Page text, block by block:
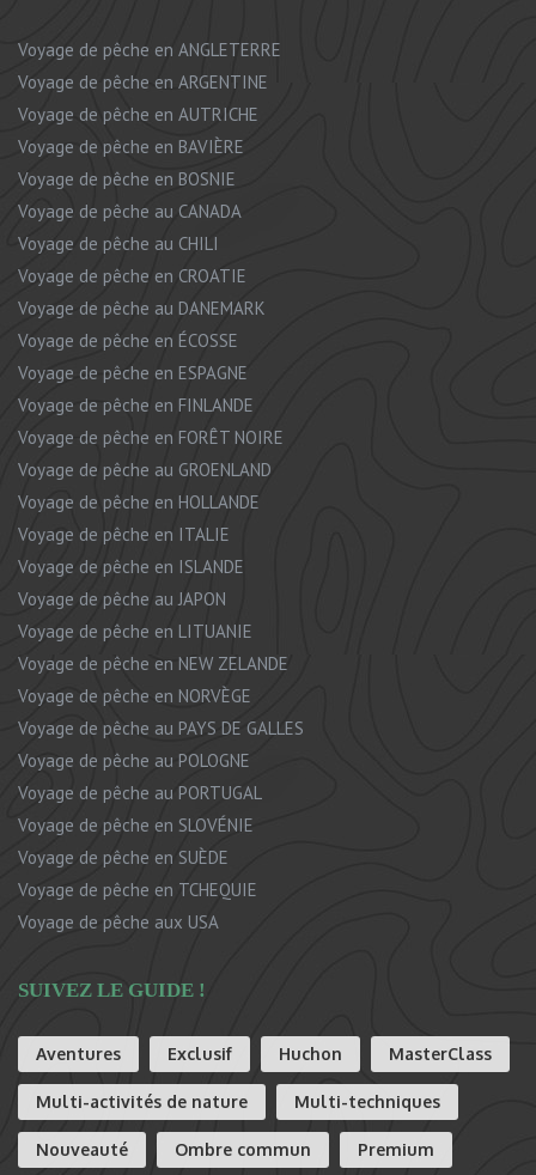
Voyage de pêche en ANGLETERRE
Voyage de pêche en ARGENTINE
Voyage de pêche en AUTRICHE
Voyage de pêche en BAVIÈRE
Voyage de pêche en BOSNIE
Voyage de pêche au CANADA
Voyage de pêche au CHILI
Voyage de pêche en CROATIE
Voyage de pêche au DANEMARK
Voyage de pêche en ÉCOSSE
Voyage de pêche en ESPAGNE
Voyage de pêche en FINLANDE
Voyage de pêche en FORÊT NOIRE
Voyage de pêche au GROENLAND
Voyage de pêche en HOLLANDE
Voyage de pêche en ITALIE
Voyage de pêche en ISLANDE
Voyage de pêche au JAPON
Voyage de pêche en LITUANIE
Voyage de pêche en NEW ZELANDE
Voyage de pêche en NORVÈGE
Voyage de pêche au PAYS DE GALLES
Voyage de pêche au POLOGNE
Voyage de pêche au PORTUGAL
Voyage de pêche en SLOVÉNIE
Voyage de pêche en SUÈDE
Voyage de pêche en TCHEQUIE
Voyage de pêche aux USA
SUIVEZ LE GUIDE !
Aventures Exclusif Huchon MasterClass
Multi-activités de nature Multi-techniques
Nouveauté Ombre commun Premium